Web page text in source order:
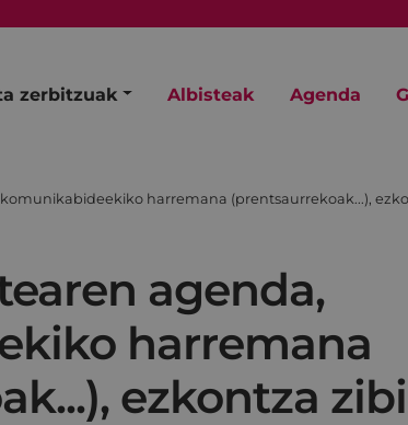
zerbitzuak Albisteak Agenda
harremana (prentsaurrekoak...),
agenda,
harremana
ezkontza